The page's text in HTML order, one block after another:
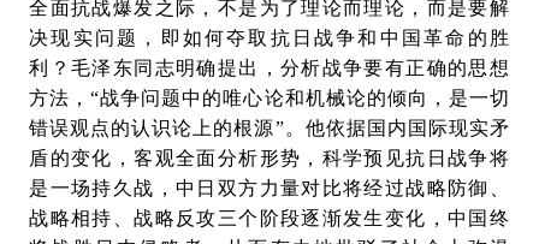
全面抗战爆发之际，不是为了理论而理论，而是要解
决现实问题，即如何夺取抗日战争和中国革命的胜
利？毛泽东同志明确提出，分析战争要有正确的思想
方法，“战争问题中的唯心论和机械论的倾向，是一切
错误观点的认识论上的根源”。他依据国内国际现实矛
盾的变化，客观全面分析形势，科学预见抗日战争将
是一场持久战，中日双方力量对比将经过战略防御、
战略相持、战略反攻三个阶段逐渐发生变化，中国终